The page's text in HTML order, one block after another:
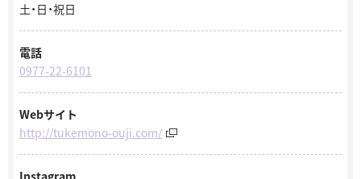
土・日・祝日
電話
0977-22-6101
Webサイト
http://tukemono-ouji.com/